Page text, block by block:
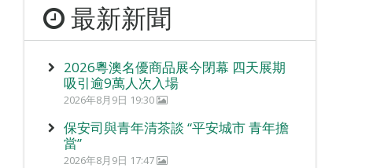
最新新聞
2026粵澳名優商品展今閉幕 四天展期
吸引逾9萬人次入場
2026年8月9日 19:30
保安司與青年清茶談 “平安城市 青年擔
當”
2026年8月9日 17:47